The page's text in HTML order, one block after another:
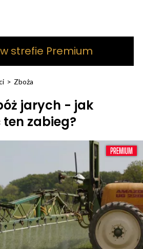
strefie Premium
> Zboża
jarych - jak
zabieg?